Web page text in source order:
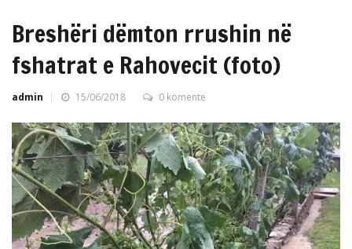
Breshëri dëmton rrushin në
fshatrat e Rahovecit (foto)
admin 15/06/2018 0 komente